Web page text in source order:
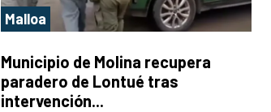
Malloa
Municipio de Molina recupera
paradero de Lontué tras
intervención...